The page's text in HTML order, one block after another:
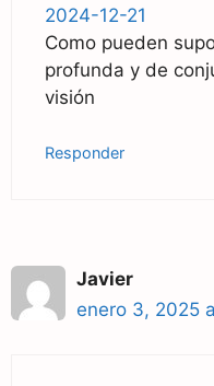
2024-12-21
Como pueden
profunda y de
visión
Responder
Javier
enero 3, 2025